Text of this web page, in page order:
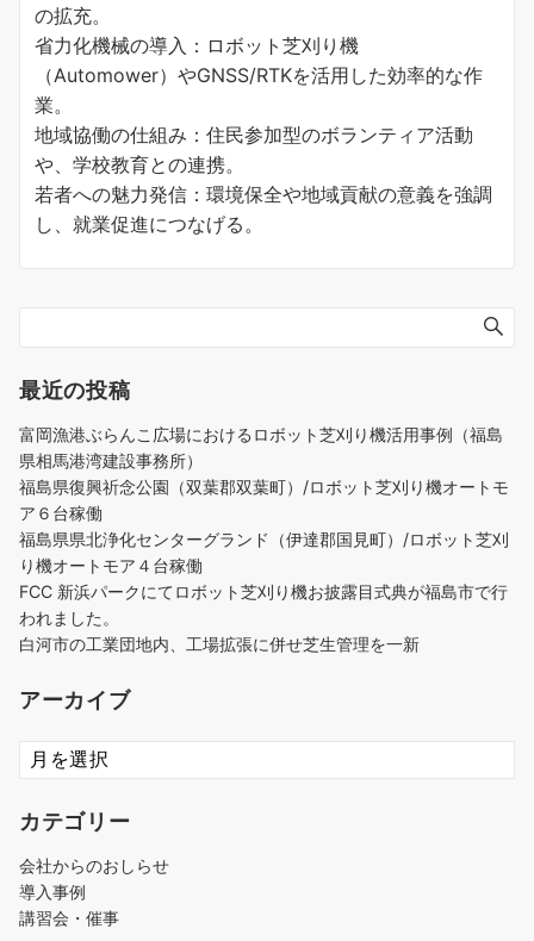
の拡充。
省力化機械の導入：ロボット芝刈り機
（Automower）やGNSS/RTKを活用した効率的な作
業。
地域協働の仕組み：住民参加型のボランティア活動
や、学校教育との連携。
若者への魅力発信：環境保全や地域貢献の意義を強調
し、就業促進につなげる。
最近の投稿
富岡漁港ぶらんこ広場におけるロボット芝刈り機活用事例（福島
県相馬港湾建設事務所）
福島県復興祈念公園（双葉郡双葉町）/ロボット芝刈り機オートモ
ア６台稼働
福島県県北浄化センターグランド（伊達郡国見町）/ロボット芝刈
り機オートモア４台稼働
FCC 新浜パークにてロボット芝刈り機お披露目式典が福島市で行
われました。
白河市の工業団地内、工場拡張に併せ芝生管理を一新
アーカイブ
ア
ー
イ
カテゴリー
会社からのおしらせ
導入事例
講習会・催事